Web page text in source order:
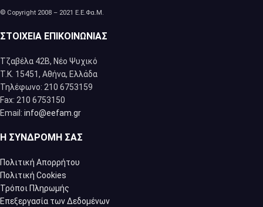
© Copyright 2008 – 2021 Ε.Ε.Φα.Μ.
ΣΤΟΙΧΕΊΑ ΕΠΙΚΟΙΝΩΝΊΑΣ
Τζαβέλα 42Β, Νέο Ψυχικό
Τ.Κ. 15451, Αθήνα, Eλλάδα
Τηλέφωνο: 210 6753159
Fax: 210 6753150
Email: info@eefam.gr
Η ΣΥΝΔΡΟΜΉ ΣΑΣ
Πολιτική Απορρήτου
Πολιτική Cookies
Τρόποι Πληρωμής
Επεξεργασία των Δεδομένων